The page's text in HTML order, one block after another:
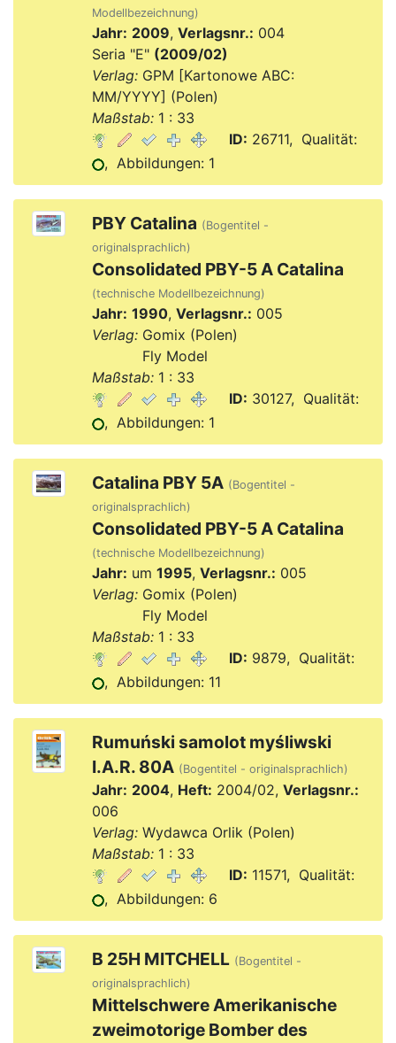
Modellbezeichnung)
Jahr: 2009, Verlagsnr.: 004
Seria "E" (2009/02)
Verlag:GPM [Kartonowe ABC:
MM/YYYY] (Polen)
Maßstab:1 : 33
ID: 26711, Qualität:
, Abbildungen: 1
PBY Catalina (Bogentitel -
originalsprachlich)
Consolidated PBY-5 A Catalina
(technische Modellbezeichnung)
Jahr: 1990, Verlagsnr.: 005
Verlag:Gomix (Polen)
Fly Model
Maßstab:1 : 33
ID: 30127, Qualität:
, Abbildungen: 1
Catalina PBY 5A (Bogentitel -
originalsprachlich)
Consolidated PBY-5 A Catalina
(technische Modellbezeichnung)
Jahr: um 1995, Verlagsnr.: 005
Verlag:Gomix (Polen)
Fly Model
Maßstab:1 : 33
ID: 9879, Qualität:
, Abbildungen: 11
Rumuński samolot myśliwski
I.A.R. 80A (Bogentitel - originalsprachlich)
Jahr: 2004, Heft: 2004/02, Verlagsnr.:
006
Verlag:Wydawca Orlik (Polen)
Maßstab:1 : 33
ID: 11571, Qualität:
, Abbildungen: 6
B 25H MITCHELL (Bogentitel -
originalsprachlich)
Mittelschwere Amerikanische
zweimotorige Bomber des